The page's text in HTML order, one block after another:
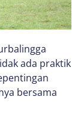
ada praktik
bersama